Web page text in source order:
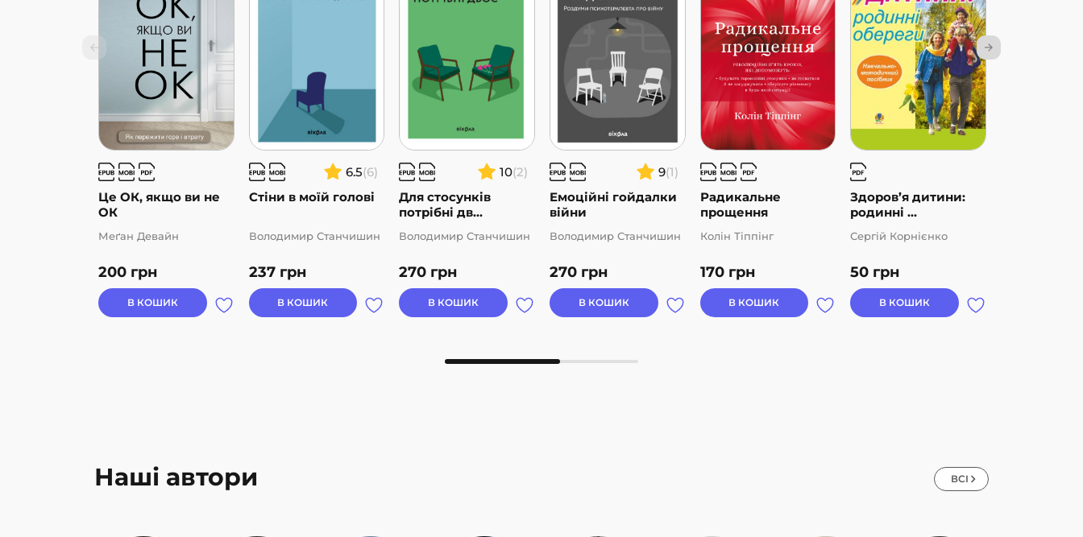
Це ОК, якщо ви не
ОК
200 грн
Меґан Девайн
В КОШИК
6.5(6)
Стіни в моїй голові
237 грн
Володимир Станчишин
В КОШИК
10(2)
Для стосунків
потрібні дв...
270 грн
Володимир Станчишин
В КОШИК
9(1)
Емоційні гойдалки
війни
270 грн
Володимир Станчишин
В КОШИК
Радикальне
прощення
170 грн
Колін Тіппінг
В КОШИК
Здоров’я дитини:
родинні ...
50 грн
Сергій Корнієнко
В КОШИК
Наші автори ВСІ